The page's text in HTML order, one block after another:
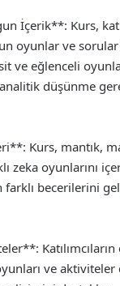
İçerik**: Kurs,
oyunlar ve
ve eğlenceli
düşünme
Kurs, mantık,
zeka oyunlarını
farklı becerilerini
ve aktiviteler